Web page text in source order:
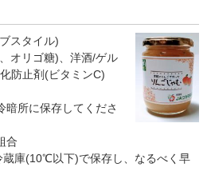
スタイル)
オリゴ糖)、洋酒/ゲル
防止剤(ビタミンC)
暗所に保存してくださ
合
庫(10℃以下)で保存し、なるべく早